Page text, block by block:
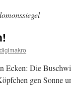
digimakro
Ecken: Die
gen Sonne